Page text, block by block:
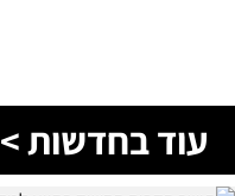
עוד בחדשות >